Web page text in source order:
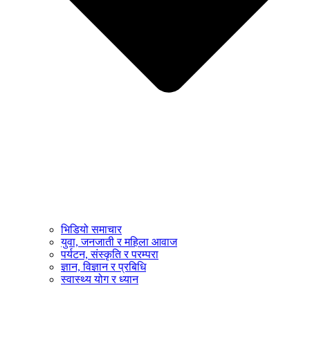
भिडियो समाचार
युवा, जनजाती र महिला आवाज
पर्यटन, संस्कृति र परम्परा
ज्ञान, विज्ञान र प्रबिधि
स्वास्थ्य योग र ध्यान